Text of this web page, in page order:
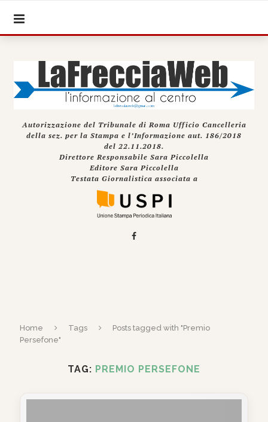
Autorizzazione del Tribunale di Roma Ufficio Cancelleria
della sez. per la Stampa e l’Informazione aut. 186/2018
del 22.11.2018.
Direttore Responsabile Sara Piccolella
Editore Sara Piccolella
Testata Giornalistica associata a
Home Tags
Posts tagged with "Premio
Persefone"
TAG: PREMIO PERSEFONE